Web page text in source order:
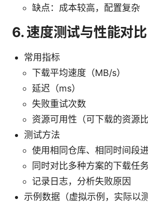
缺点：成本较高，配置复杂
6. 速度测试与性能对比
常用指标
下载平均速度（MB/s）
延迟（ms）
失败重试次数
资源可用性（可下载的资源比
测试方法
使用相同仓库、相同时间段
同时对比多种方案的下载任务
记录日志，分析失败原因
示例数据（虚拟示例，实际以